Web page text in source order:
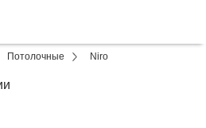
Потолочные Niro